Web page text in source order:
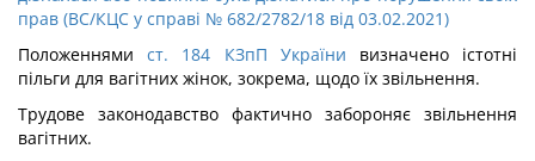
прав (ВС/КЦС у справі № 682/2782/18 від 03.02.2021)
Положеннямист. 184 КЗпП України визначено істотні
пільги для вагітних жінок, зокрема, щодо їх звільнення.
Трудове законодавство фактично забороняє звільнення
вагітних.